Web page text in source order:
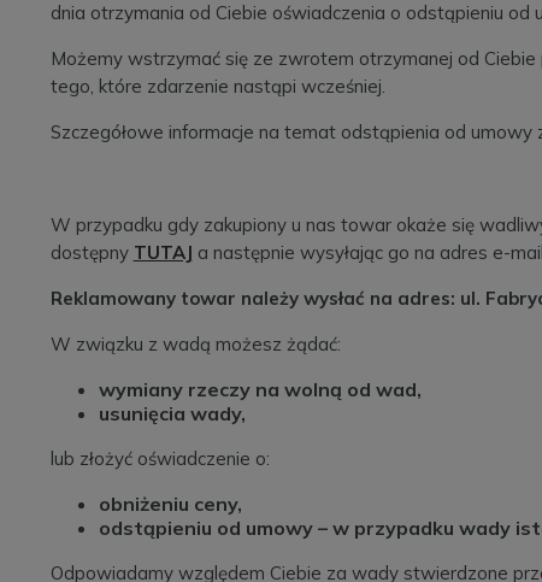
dnia otrzymania od Ciebie oświadczenia o odstąpieniu od
Możemy wstrzymać się ze zwrotem otrzymanej od
tego, które zdarzenie nastąpi wcześniej.
Szczegółowe informacje na temat odstąpienia od umowy
W przypadku gdy zakupiony u nas towar okaże się
dostępny TUTAJ a następnie wysyłając go na adres e-
Reklamowany towar należy wysłać na adres: ul.
W związku z wadą możesz żądać:
wymiany rzeczy na wolną od wad,
usunięcia wady,
lub złożyć oświadczenie o:
obniżeniu ceny,
odstąpieniu od umowy – w przypadku wady
Odpowiadamy względem Ciebie za wady stwierdzone